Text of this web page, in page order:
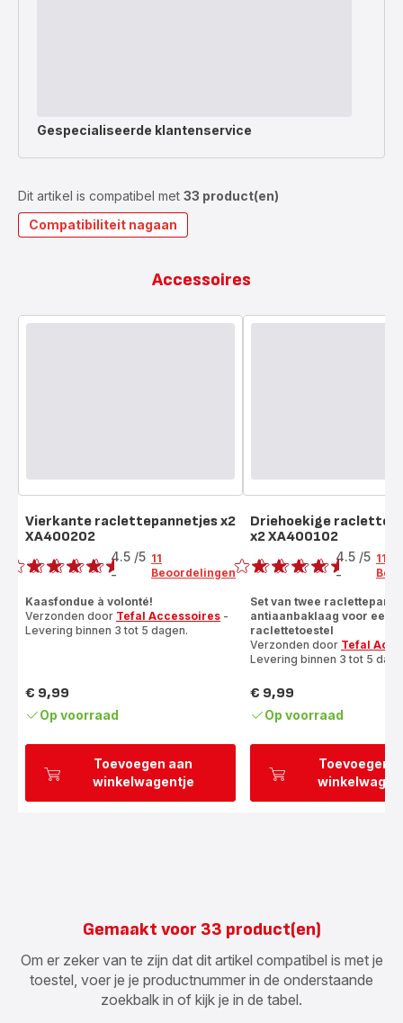
Gespecialiseerde klantenservice
Dit artikel is compatibel met 33 product(en)
Compatibiliteit nagaan
Accessoires
Toevoegen aan
winkelwagentje
Vierkante raclettepannetjes x2
XA400202
Beoordeling
4.5 /5
-
11
Beoordelingen
Kaasfondue à volonté!
Verzonden door Tefal Accessoires -
Levering binnen 3 tot 5 dagen.
Prijs
€ 9,99
Op voorraad
Toevoegen
Driehoekige
x2 XA400102
Beoordeling
4.5 /5
-
11
Set van twee
antiaanbaklaag voor een
raclettetoestel
Verzonden door Tefal
Levering binnen 3 tot 5
Prijs
€ 9,99
Op voorraad
Gemaakt voor 33 product(en)
Om er zeker van te zijn dat dit artikel compatibel is met je
toestel, voer je je productnummer in de onderstaande
zoekbalk in of kijk je in de tabel.